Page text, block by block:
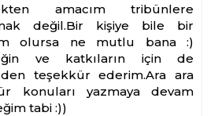
amacım tribünlere
değil.Bir kişiye bile bir
olursa ne mutlu bana :)
ve katkıların için de
teşekkür ederim.Ara ara
konuları yazmaya devam
tabi :))